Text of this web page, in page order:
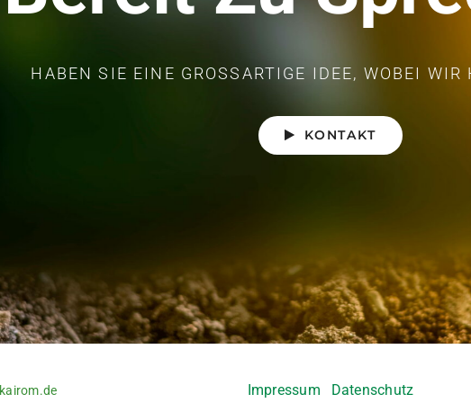
HABEN SIE EINE GROSSARTIGE IDEE, WOBEI WIR
KONTAKT
kairom.de Impressum Datenschutz